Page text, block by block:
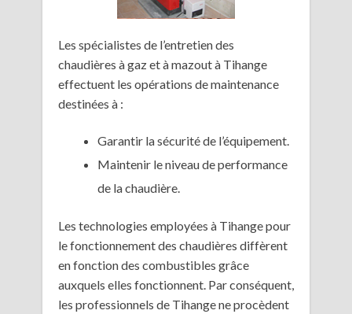
Les spécialistes de l’entretien des
chaudières à gaz et à mazout à Tihange
effectuent les opérations de maintenance
destinées à :
Garantir la sécurité de l’équipement.
Maintenir le niveau de performance
de la chaudière.
Les technologies employées à Tihange pour
le fonctionnement des chaudières diffèrent
en fonction des combustibles grâce
auxquels elles fonctionnent. Par conséquent,
les professionnels de Tihange ne procèdent